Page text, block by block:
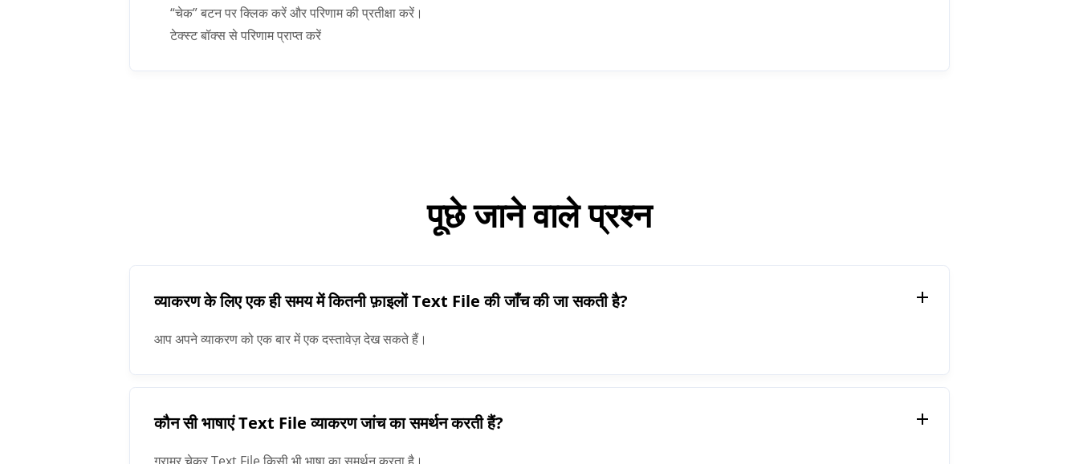
“चेक” बटन पर क्लिक करें और परिणाम की प्रतीक्षा करें।
टेक्स्ट बॉक्स से परिणाम प्राप्त करें
पूछे जाने वाले प्रश्न
व्याकरण के लिए एक ही समय में कितनी फ़ाइलों Text File की जाँच की जा सकती है?
आप अपने व्याकरण को एक बार में एक दस्तावेज़ देख सकते हैं।
कौन सी भाषाएं Text File व्याकरण जांच का समर्थन करती हैं?